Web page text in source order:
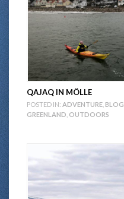
QAJAQ IN MÖLLE
POSTED IN: ADVENTURE BLOG
GREENLAND OUTDOORS